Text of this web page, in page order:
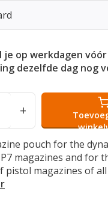
je op werkdagen
dezelfde dag nog
+
pouch for the
magazines and for
pistol magazines of all